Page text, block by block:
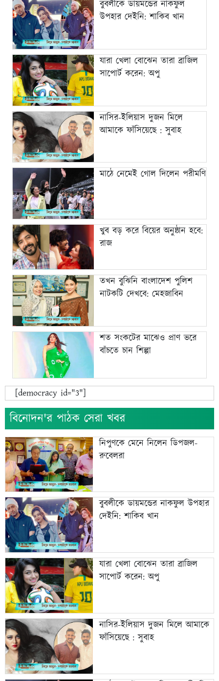
বুবলীকে ডায়মন্ডের নাকফুল
উপহার দেইনি: শাকিব খান
যারা খেলা বোঝেন তারা ব্রাজিল
সাপোর্ট করেন: অপু
নাসির-ইলিয়াস দুজন মিলে
আমাকে ফাঁসিয়েছে : সুবাহ
মাঠে নেমেই গোল দিলেন পরীমণি
খুব বড় করে বিয়ের অনুষ্ঠান হবে:
রাজ
তখন বুঝিনি বাংলাদেশ পুলিশ
নাটকটি দেখবে: মেহজাবিন
শত সংকটের মাঝেও প্রাণ ভরে
বাঁচতে চান শিল্পা
[democracy id="3"]
বিনোদন'র পাঠক সেরা খবর
নিপুণকে মেনে নিলেন ডিপজল-
রুবেলরা
বুবলীকে ডায়মন্ডের নাকফুল উপহার
দেইনি: শাকিব খান
যারা খেলা বোঝেন তারা ব্রাজিল
সাপোর্ট করেন: অপু
নাসির-ইলিয়াস দুজন মিলে আমাকে
ফাঁসিয়েছে : সুবাহ